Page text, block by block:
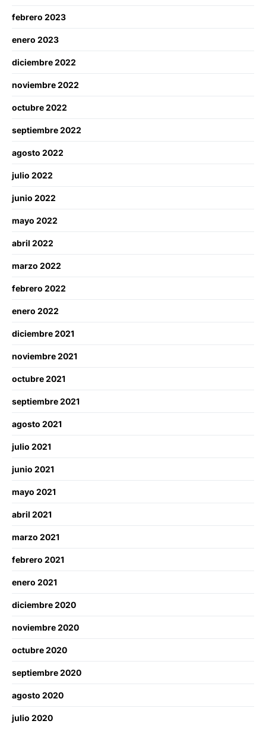
febrero 2023
enero 2023
diciembre 2022
noviembre 2022
octubre 2022
septiembre 2022
agosto 2022
julio 2022
junio 2022
mayo 2022
abril 2022
marzo 2022
febrero 2022
enero 2022
diciembre 2021
noviembre 2021
octubre 2021
septiembre 2021
agosto 2021
julio 2021
junio 2021
mayo 2021
abril 2021
marzo 2021
febrero 2021
enero 2021
diciembre 2020
noviembre 2020
octubre 2020
septiembre 2020
agosto 2020
julio 2020